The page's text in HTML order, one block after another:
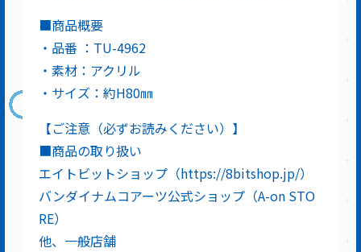
■商品概要
・品番 ：TU-4962
・素材：アクリル
・サイズ：約H80㎜
【ご注意（必ずお読みください）】
■商品の取り扱い
エイトビットショップ（https://8bitshop.jp/）
バンダイナムコアーツ公式ショップ（A-on STO
RE）
他、一般店舗